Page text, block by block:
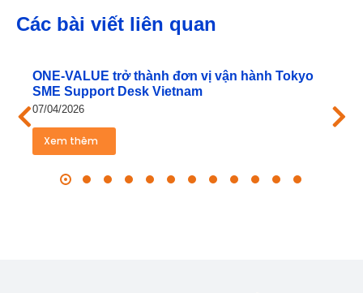
Các bài viết liên quan
ONE‑VALUE trở thành đơn vị vận hành Tokyo
SME Support Desk Vietnam
07/04/2026
Xem thêm